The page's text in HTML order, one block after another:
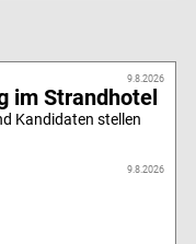
9.8.2026
im Strandhotel
Kandidaten stellen
9.8.2026